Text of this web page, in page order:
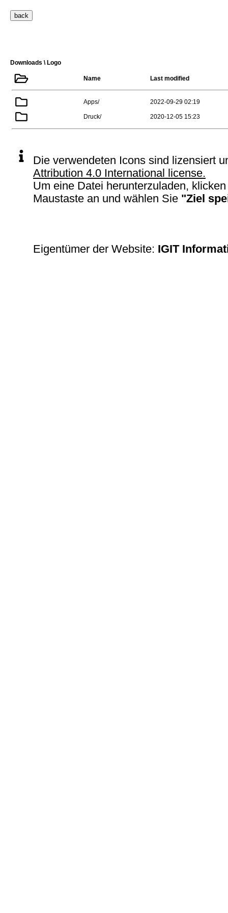
Downloads \ Logo
Name Last modified
Apps/ 2022-09-29 02:19
Druck/ 2020-12-05 15:23
Die verwendeten Icons sind lizensiert
Attribution 4.0 International license.
Um eine Datei herunterzuladen,
Maustaste an und wählen Sie "Ziel
Eigentümer der Website: IGIT